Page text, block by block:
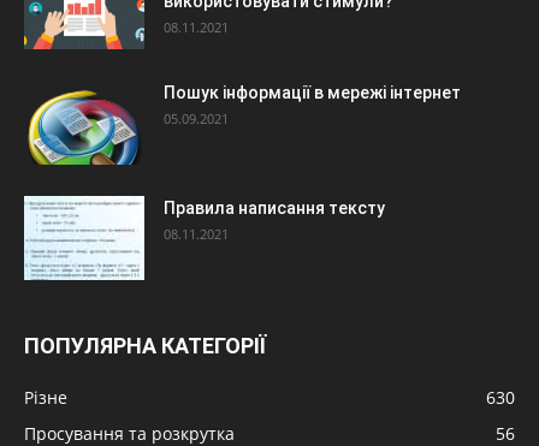
08.11.2021
Пошук інформації в мережі інтернет
05.09.2021
Правила написання тексту
08.11.2021
ПОПУЛЯРНА КАТЕГОРІЇ
Різне
630
Просування та розкрутка
56